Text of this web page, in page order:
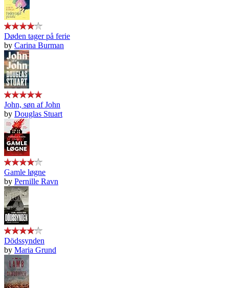
Døden tager på ferie
by Carina Burman
John, søn af John
by Douglas Stuart
Gamle løgne
by Pernille Ravn
Dödssynden
by Maria Grund